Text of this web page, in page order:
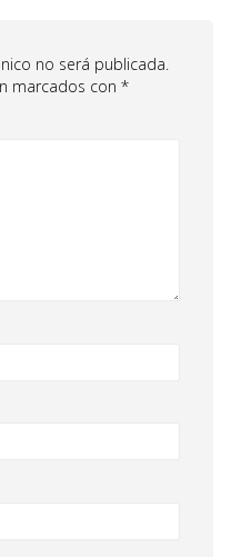
no será publicada.
marcados con *